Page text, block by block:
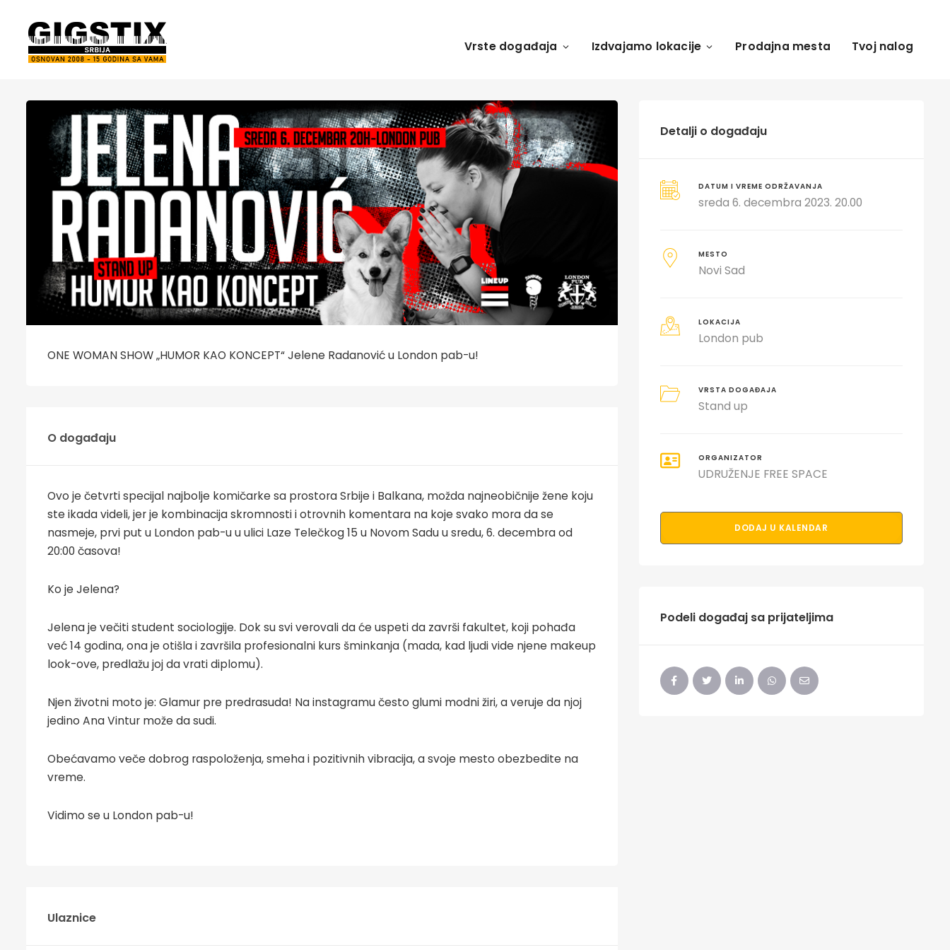
Vrste događaja Izdvajamo lokacije Prodajna mesta Tvoj nalog
ONE WOMAN SHOW „HUMOR KAO KONCEPT“ Jelene Radanović u London pab-u!
O događaju
Ovo je četvrti specijal najbolje komičarke sa prostora Srbije i Balkana, možda najneobičnije žene koju
ste ikada videli, jer je kombinacija skromnosti i otrovnih komentara na koje svako mora da se
nasmeje, prvi put u London pab-u u ulici Laze Telečkog 15 u Novom Sadu u sredu, 6. decembra od
20:00 časova!
Ko je Jelena?
Jelena je večiti student sociologije. Dok su svi verovali da će uspeti da završi fakultet, koji pohađa
već 14 godina, ona je otišla i završila profesionalni kurs šminkanja (mada, kad ljudi vide njene makeup
look-ove, predlažu joj da vrati diplomu).
Njen životni moto je: Glamur pre predrasuda! Na instagramu često glumi modni žiri, a veruje da njoj
jedino Ana Vintur može da sudi.
Obećavamo veče dobrog raspoloženja, smeha i pozitivnih vibracija, a svoje mesto obezbedite na
vreme.
Vidimo se u London pab-u!
Ulaznice
Detalji o događaju
DATUM I VREME ODRŽAVANJA
sreda 6. decembra 2023. 20.00
MESTO
Novi Sad
LOKACIJA
London pub
VRSTA DOGAĐAJA
Stand up
ORGANIZATOR
UDRUŽENJE FREE SPACE
DODAJ U KALENDAR
Podeli događaj sa prijateljima